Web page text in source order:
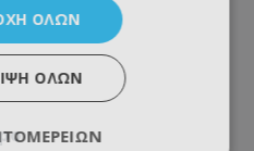
ΌΛΩΝ
ΌΛΩΝ